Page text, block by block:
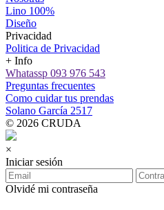
Lino 100%
Diseño
Privacidad
Politica de Privacidad
+ Info
Whatassp 093 976 543
Preguntas frecuentes
Como cuidar tus prendas
Solano García 2517
© 2026 CRUDA
×
Iniciar sesión
Olvidé mi contraseña